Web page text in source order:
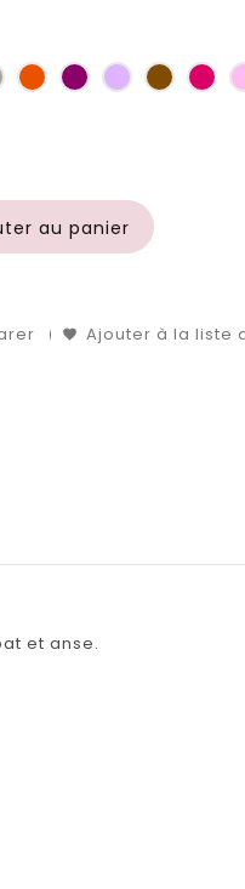
Gris
clair
Orange
PruneLilasMarron
au panier
Ajouter à la liste
et anse.